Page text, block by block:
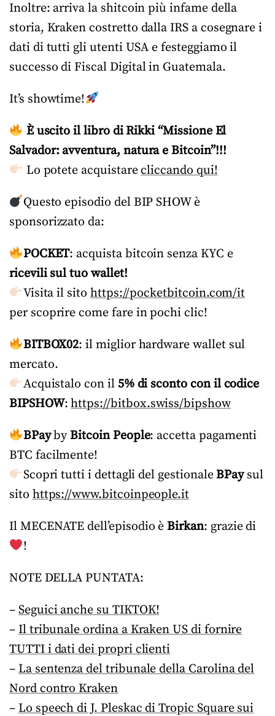
Inoltre: arriva la shitcoin più infame della
storia, Kraken costretto dalla IRS a cosegnare i
dati di tutti gli utenti USA e festeggiamo il
successo di Fiscal Digital in Guatemala.
It’s showtime!
È uscito il libro di Rikki “Missione El
Salvador: avventura, natura e Bitcoin”!!!
Lo potete acquistarecliccando qui!
Questo episodio del BIP SHOW è
sponsorizzato da:
POCKET: acquista bitcoin senza KYC e
ricevili sul tuo wallet!
Visita il sito https://pocketbitcoin.com/it
per scoprire come fare in pochi clic!
BITBOX02: il miglior hardware wallet sul
mercato.
Acquistalo con il 5% di sconto con il codice
BIPSHOW:https://bitbox.swiss/bipshow
BPaybyBitcoin People: accetta pagamenti
BTC facilmente!
Scopri tutti i dettagli del gestionaleBPaysul
sitohttps://www.bitcoinpeople.it
Il MECENATE dell’episodio èBirkan: grazie di
!
NOTE DELLA PUNTATA:
– Seguici anche su TIKTOK!
– Il tribunale ordina a Kraken US di fornire
TUTTI i dati dei propri clienti
– La sentenza del tribunale della Carolina del
Nord contro Kraken
– Lo speech di J. Pleskac di Tropic Square sui